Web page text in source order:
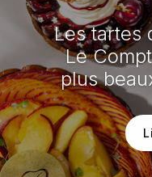
Les tartes
Le
plus